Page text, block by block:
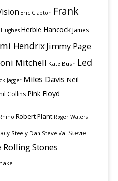
Eric Clapton Frank
Herbie HancockJames
HendrixJimmy Page
Mitchell Kate Bush Led
Jagger Miles Davis Neil
Collins Pink Floyd
Rhino Robert Plant Roger Waters
Steely Dan Steve Vai Stevie
Rolling Stones